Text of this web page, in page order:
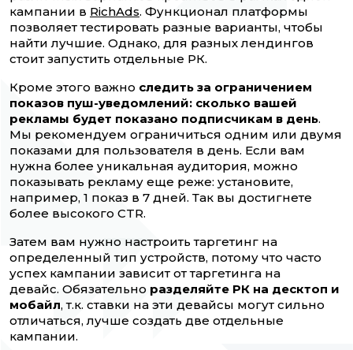
кампании в RichAds. Функционал платформы
позволяет тестировать разные варианты, чтобы
найти лучшие. Однако, для разных лендингов
стоит запустить отдельные РК.
Кроме этого важно следить за ограничением
показов пуш-уведомлений: сколько вашей
рекламы будет показано подписчикам в день.
Мы рекомендуем ограничиться одним или двумя
показами для пользователя в день. Если вам
нужна более уникальная аудитория, можно
показывать рекламу еще реже: установите,
например, 1 показ в 7 дней. Так вы достигнете
более высокого CTR.
Затем вам нужно настроить таргетинг на
определенный тип устройств, потому что часто
успех кампании зависит от таргетинга на
девайс. Обязательно разделяйте РК на десктоп и
мобайл, т.к. ставки на эти девайсы могут сильно
отличаться, лучше создать две отдельные
кампании.